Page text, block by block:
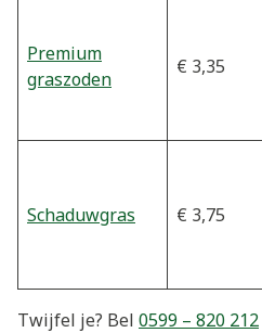
Premium
graszoden
€ 3,35
Schaduwgras € 3,75
Twijfel je? Bel 0599 – 820 212